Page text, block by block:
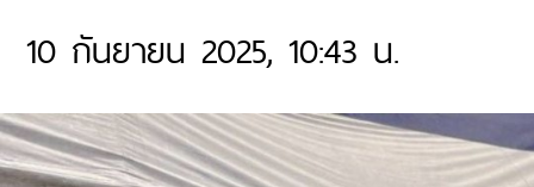
10 กันยายน 2025, 10:43 น.